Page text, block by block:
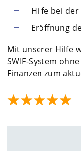
Hilfe bei
Eröffnung
Mit unserer Hilfe
SWIF-System
Finanzen zum